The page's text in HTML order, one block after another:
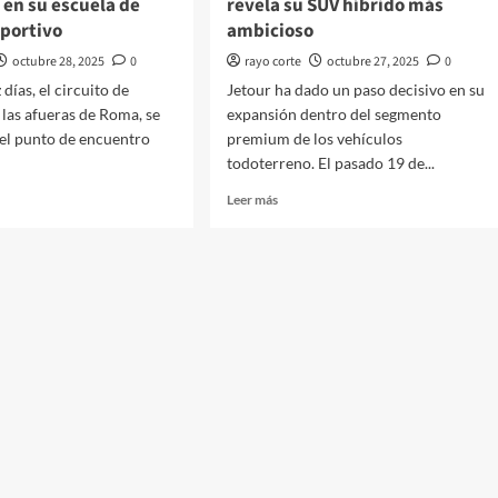
su escuela de
octubre 28, 2025
0
días, el circuito de
afueras de Roma, se
punto de encuentro
revela su SUV híbrido más
ambicioso
rayo corte octubre 27, 2025
0
Jetour ha dado un paso decisivo en su
expansión dentro del segmento
premium de los vehículos
todoterreno. El pasado 19 de...
Leer másLeer